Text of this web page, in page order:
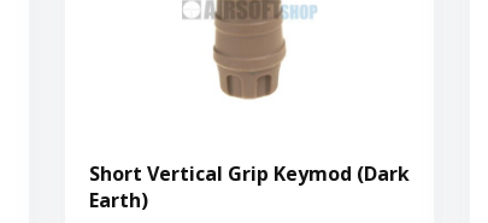
Short Vertical Grip Keymod (Dark
Earth)